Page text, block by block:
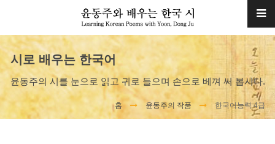
시로 배우는 한국어
윤동주의 시를 눈으로 읽고 귀로 들으며 손으로 베껴 써 봅시다.
홈 윤동주의 작품 한국어능력 4급